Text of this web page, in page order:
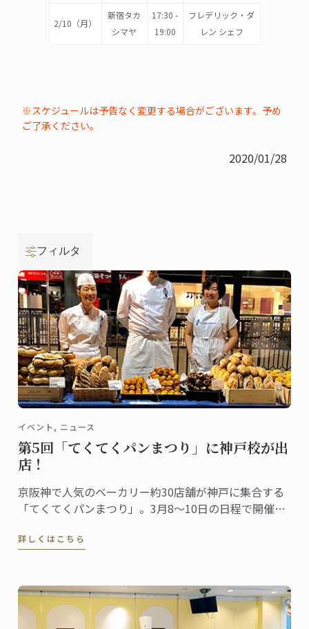
2/10（月）
新宿タカ
シマヤ
17:30 -
19:00
フレデリック・ダ
レン シェフ
※スケジュールは予告なく変更する場合がございます。予め
ご了承ください。
2020/01/28
フィルタ
イベント, ニュース
第5回「てくてくパンまつり」に神戸校が出
店！
京阪神で人気のベーカリー約30店舗が神戸に集合する
「てくてくパンまつり」。3月8～10日の日程で開催さ
ベントとしてすっかり定着しました。ル･コルドン･ブ
詳しくはこちら